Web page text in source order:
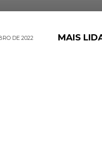
DE 2022 MAIS